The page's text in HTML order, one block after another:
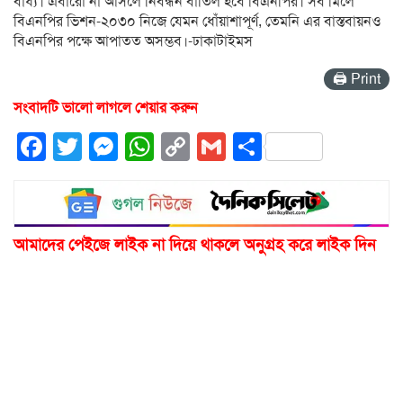
বিএনপির ভিশন-২০৩০ নিজে যেমন ধোঁয়াশাপূর্ণ, তেমনি এর বাস্তবায়নও
বিএনপির পক্ষে আপাতত অসম্ভব।-ঢাকাটাইমস
🖨 Print
সংবাদটি ভালো লাগলে শেয়ার করুন
Facebook
Twitter
Messenger
WhatsApp
CopyGmailShare
আমাদের পেইজে লাইক না দিয়ে থাকলে অনুগ্রহ করে লাইক দিন